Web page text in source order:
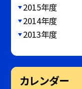
2015年度
2014年度
2013年度
カレンダー